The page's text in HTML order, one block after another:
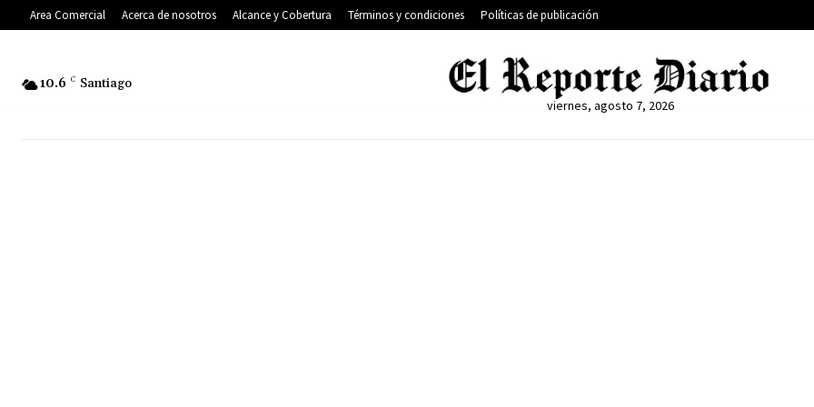
Area Comercial Acerca de nosotros Alcance y Cobertura Términos y condiciones Políticas de publicación
10.6 C Santiago
viernes, agosto 7, 2026